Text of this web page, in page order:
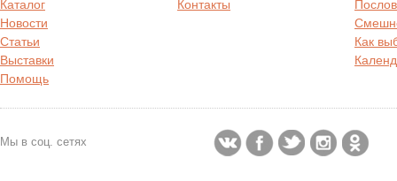
Каталог
Новости
Статьи
Выставки
Помощь
Контакты
Как
Мы в соц. сетях